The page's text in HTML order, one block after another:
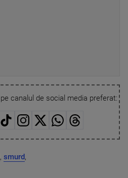
canalul de social media preferat:
, smurd,